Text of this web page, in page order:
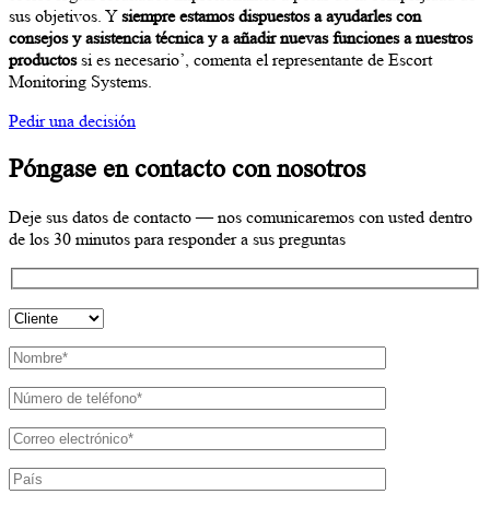
sus objetivos. Ysiempre estamos dispuestos a ayudarles con
consejos y asistencia técnica y a añadir nuevas funciones a nuestros
productossi es necesario’, comenta el representante de Escort
Monitoring Systems.
Pedir una decisión
Póngase en contacto con nosotros
Deje sus datos de contacto — nos comunicaremos con usted dentro
de los 30 minutos para responder a sus preguntas